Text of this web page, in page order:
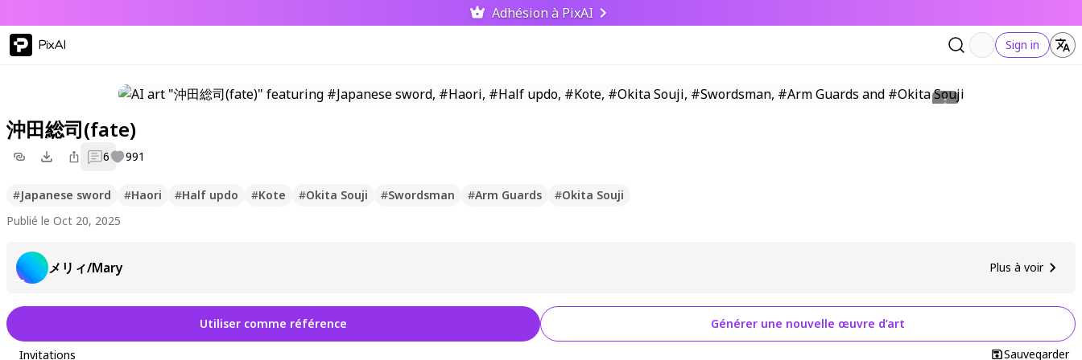
Adhésion à PixAI
PixAI Sign in
沖田総司(fate)
6 991
#Japanese sword #Haori #Half updo #Kote #Okita Souji #Swordsman #Arm Guards #Okita Souji
Publié le Oct 20, 2025
メリィ/Mary Plus à voir
Utiliser comme référence Générer une nouvelle œuvre d’art
Invitations Sauvegarder